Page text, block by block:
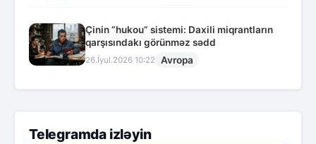
Çinin “hukou” sistemi: Daxili miqrantların
qarşısındakı görünməz sədd
26.İyul.2026 10:22 Avropa
Telegramda izləyin